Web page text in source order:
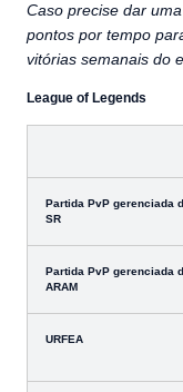
Caso precise dar
pontos por tempo
vitórias semanais do
League of Legends
Partida PvP gerenciada
SR
Partida PvP gerenciada
ARAM
URFEA